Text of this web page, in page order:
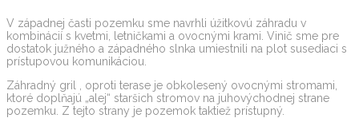
V západnej časti pozemku sme navrhli úžitkovú záhradu v
kombinácií s kvetmi, letničkami a ovocnými krami. Vinič sme pre
dostatok južného a západného slnka umiestnili na plot susediaci s
prístupovou komunikáciou.
Záhradný gril , oproti terase je obkolesený ovocnými stromami,
ktoré doplňajú „alej“ staršich stromov na juhovýchodnej strane
pozemku. Z tejto strany je pozemok taktiež prístupný.